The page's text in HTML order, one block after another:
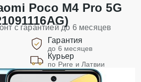
Poco M4 Pro 5G
с гарантией до 6 месяцев
Гарантия
до 6 месяцев
Курьер
по Риге и Латвии